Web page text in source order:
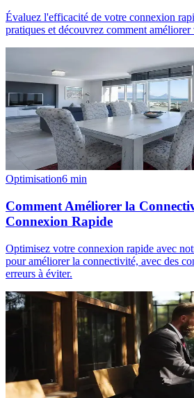
Évaluez l'efficacité de votre connexion
pratiques et découvrez comment
Optimisation6 min
Comment Améliorer la
Connexion Rapide
Optimisez votre connexion rapide avec
pour améliorer la connectivité, avec des
erreurs à éviter.